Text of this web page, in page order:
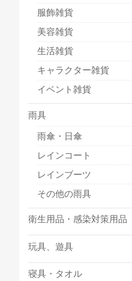
服飾雑貨
美容雑貨
生活雑貨
キャラクター雑貨
イベント雑貨
雨具
雨傘・日傘
レインコート
レインブーツ
その他の雨具
衛生用品・感染対策用品
玩具、遊具
寝具・タオル